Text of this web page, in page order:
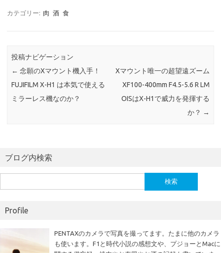
e
o
k
it
カテゴリー: 肉 酒 食
投稿ナビゲーション
← 念願のXマウント機入手！
FUJIFILM X-H1 は本気で使える
ミラーレス機なのか？
Xマウント唯一の超望遠ズーム
XF100-400mm F4.5-5.6 R LM
OISはX-H1で威力を発揮する
か？ →
ブログ内検索
索:
Profile
PENTAXのカメラで写真を撮ってます。たまに他のカメラ
も使います。F1と時代小説の感想文や、プジョーとMacに